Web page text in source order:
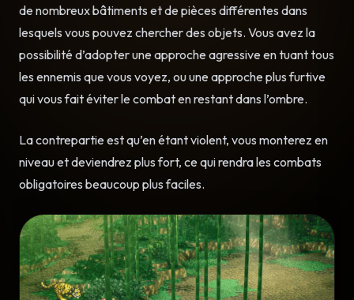
de nombreux bâtiments et de pièces différentes dans
lesquels vous pouvez chercher des objets. Vous avez la
possibilité d’adopter une approche agressive en tuant tous
les ennemis que vous voyez, ou une approche plus furtive
qui vous fait éviter le combat en restant dans l’ombre.
La contrepartie est qu’en étant violent, vous monterez en
niveau et deviendrez plus fort, ce qui rendra les combats
obligatoires beaucoup plus faciles.